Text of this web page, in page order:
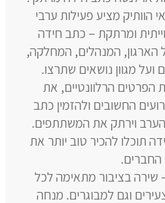
הוותיק מציע פעילות ערבי
ומרתקת – כתב חידה
הארגון, המנהלים, המחלקה,
ועל מגוון נושאים שתרצו.
הפרטים הרלוונטיים, את
החשובים ולהזמין כתב
וירתק את המשתתפים.
תוכלו להכיר טוב יותר את
החברים.
שירה בציבור מתאימה לכל
וגם למבוגרים. מנחה